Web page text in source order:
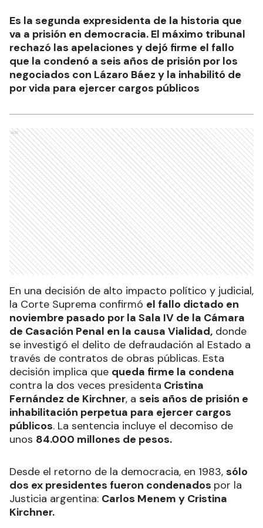
Es la segunda expresidenta de la historia que
va a prisión en democracia. El máximo tribunal
rechazó las apelaciones y dejó firme el fallo
que la condenó a seis años de prisión por los
negociados con Lázaro Báez y la inhabilitó de
por vida para ejercer cargos públicos
Ads
En una decisión de alto impacto político y judicial,
la Corte Suprema confirmó el fallo dictado en
noviembre pasado por la Sala IV de la Cámara
de Casación Penal en la causa Vialidad, donde
se investigó el delito de defraudación al Estado a
través de contratos de obras públicas. Esta
decisión implica que queda firme la condena
contra la dos veces presidenta Cristina
Fernández de Kirchner, a seis años de prisión e
inhabilitación perpetua para ejercer cargos
públicos. La sentencia incluye el decomiso de
unos 84.000 millones de pesos.
Desde el retorno de la democracia, en 1983, sólo
dos ex presidentes fueron condenados por la
Justicia argentina: Carlos Menem y Cristina
Kirchner.